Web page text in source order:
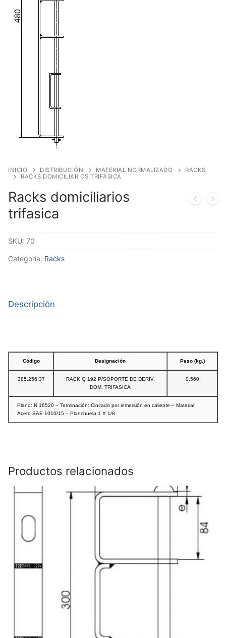
INICIO DISTRIBUCIÓN MATERIAL NORMALIZADO
RACKS
RACKS DOMICILIARIOS TRIFASICA
Racks domiciliarios
trifasica
SKU: 70
Categoría: Racks
Descripción
Código Designación Peso (kg.)
385.256.37
RACK Q 192 P/SOPORTE DE DERIV.
DOM. TRIFASICA
0.560
Plano: N 16520 – Terminación: Cincado por inmersión en caliente – Material:
Acero SAE 1010/15 – Planchuela 1 X 1/8
Productos relacionados